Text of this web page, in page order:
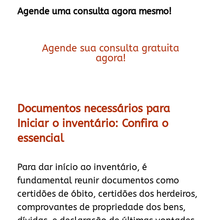
Agende uma consulta agora mesmo!
Agende sua consulta gratuita
agora!
Documentos necessários para
Iniciar o inventário: Confira o
essencial
Para dar início ao inventário, é
fundamental reunir documentos como
certidões de óbito, certidões dos herdeiros,
comprovantes de propriedade dos bens,